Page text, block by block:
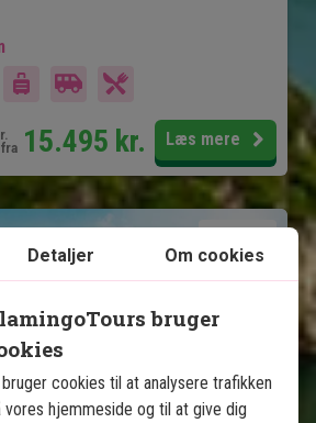
15.495 kr. Læs mere
Detaljer Om cookies
bruger
cookies til at analysere trafikken
vores hjemmeside og til at give dig